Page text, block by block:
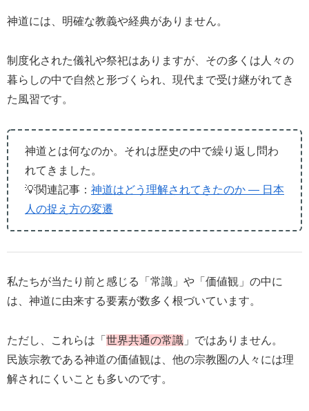
神道には、明確な教義や経典がありません。
制度化された儀礼や祭祀はありますが、その多くは人々の
暮らしの中で自然と形づくられ、現代まで受け継がれてき
た風習です。
神道とは何なのか。それは歴史の中で繰り返し問わ
れてきました。
💡関連記事： 神道はどう理解されてきたのか ― 日本
人の捉え方の変遷
私たちが当たり前と感じる「常識」や「価値観」の中に
は、神道に由来する要素が数多く根づいています。
ただし、これらは「 世界共通の常識 」ではありません。
民族宗教である神道の価値観は、他の宗教圏の人々には理
解されにくいことも多いのです。